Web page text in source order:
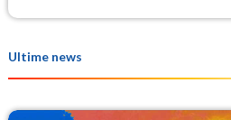
Ultime news